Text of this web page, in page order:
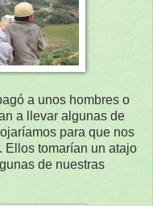
a unos hombres o
a llevar algunas de
para que nos
Ellos tomarían un atajo
de nuestras